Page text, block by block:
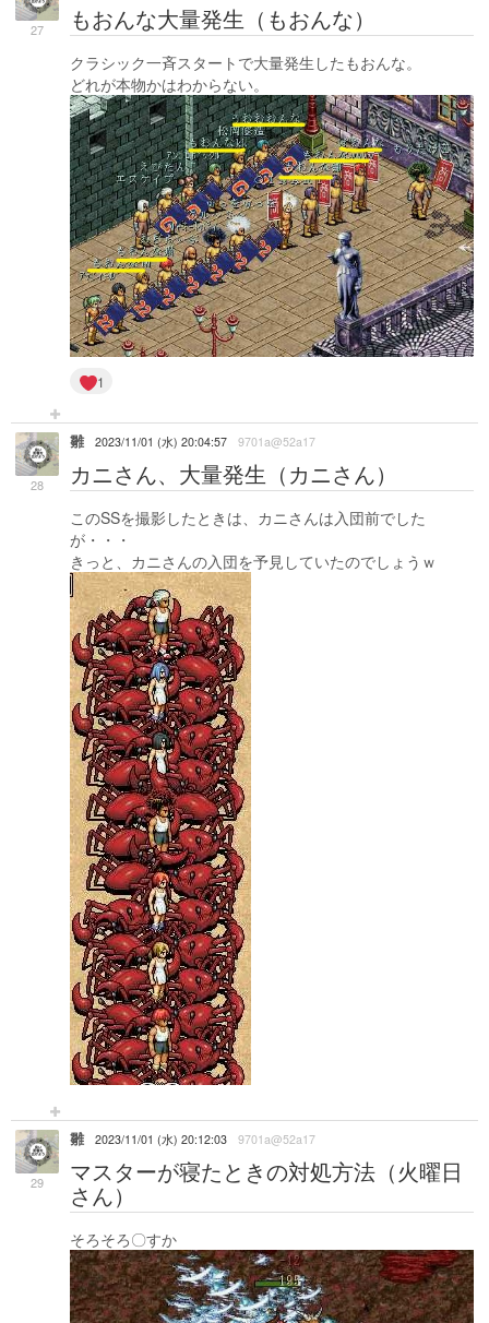
27 もおんな大量発生（もおんな）
クラシック一斉スタートで大量発生したもおんな。
どれが本物かはわからない。
1
28
雛 2023/11/01 (水) 20:04:57 9701a@52a17
カニさん、大量発生（カニさん）
このSSを撮影したときは、カニさんは入団前でした
が・・・
きっと、カニさんの入団を予見していたのでしょうｗ
29
雛 2023/11/01 (水) 20:12:03 9701a@52a17
マスターが寝たときの対処方法（火曜日
さん）
そろそろ〇すか